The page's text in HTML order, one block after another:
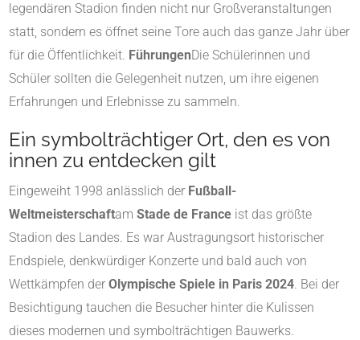
legendären Stadion finden nicht nur Großveranstaltungen
statt, sondern es öffnet seine Tore auch das ganze Jahr über
für die Öffentlichkeit. FührungenDie Schülerinnen und
Schüler sollten die Gelegenheit nutzen, um ihre eigenen
Erfahrungen und Erlebnisse zu sammeln.
Ein symbolträchtiger Ort, den es von
innen zu entdecken gilt
Eingeweiht 1998 anlässlich der Fußball-
Weltmeisterschaftam Stade de France ist das größte
Stadion des Landes. Es war Austragungsort historischer
Endspiele, denkwürdiger Konzerte und bald auch von
Wettkämpfen der Olympische Spiele in Paris 2024. Bei der
Besichtigung tauchen die Besucher hinter die Kulissen
dieses modernen und symbolträchtigen Bauwerks.